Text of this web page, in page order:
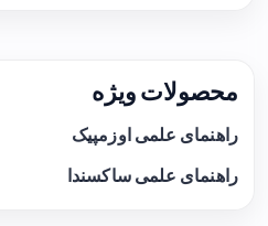
محصولات ویژه
راهنمای علمی اوزمپیک
راهنمای علمی ساکسندا